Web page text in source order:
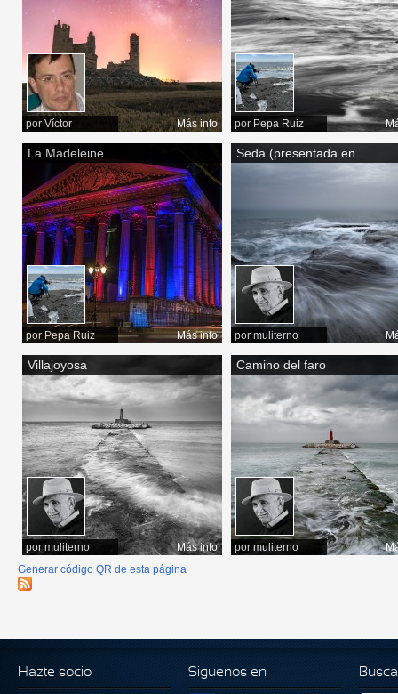
por Víctor Más info por Pepa Ruiz
La Madeleine
por Pepa Ruiz Más info
Seda (presentada en...
por muliterno
Villajoyosa
pormuliterno Más info
Camino del faro
por muliterno
Generar código QR de esta página
Hazte socio Siguenos en